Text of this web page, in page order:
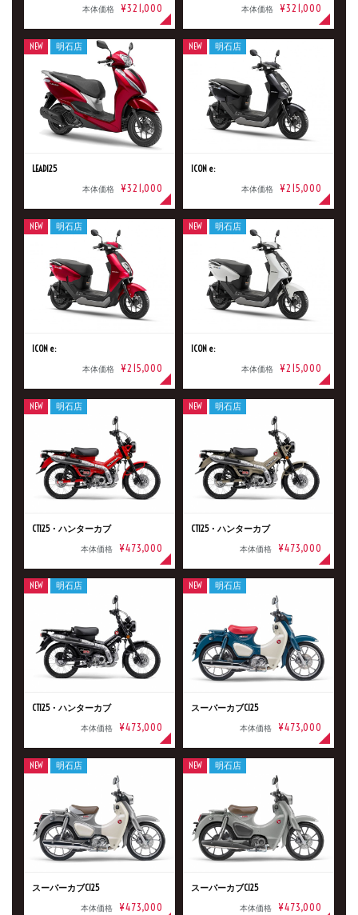
本体価格 ¥321,000 本体価格 ¥321,000
LEAD125
本体価格 ¥321,000
NEW 明石店
ICON e:
本体価格 ¥215,000
NEW 明石店
ICON e:
本体価格 ¥215,000
NEW 明石店
ICON e:
本体価格 ¥215,000
NEW 明石店
CT125・ハンターカブ
本体価格 ¥473,000
NEW 明石店
CT125・ハンターカブ
本体価格 ¥473,000
NEW 明石店
CT125・ハンターカブ
本体価格 ¥473,000
NEW 明石店
スーパーカブC125
本体価格 ¥473,000
NEW 明石店
スーパーカブC125
本体価格 ¥473,000
NEW 明石店
スーパーカブC125
本体価格 ¥473,000
NEW 明石店